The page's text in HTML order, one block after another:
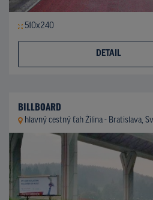
510x240
DETAIL
BILLBOARD
hlavný cestný ťah Žilina - Bratislava,